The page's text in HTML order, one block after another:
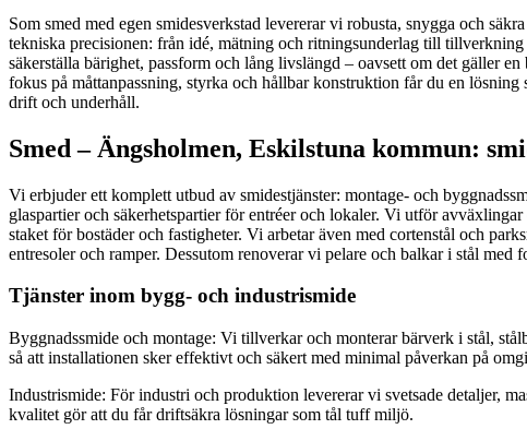
Som smed med egen smidesverkstad levererar vi robusta, snygga och
tekniska precisionen: från idé, mätning och ritningsunderlag till
säkerställa bärighet, passform och lång livslängd – oavsett om det gäller
fokus på måttanpassning, styrka och hållbar konstruktion får du en
drift och underhåll.
Smed – Ängsholmen, Eskilstuna kommun:
Vi erbjuder ett komplett utbud av smidestjänster: montage- och
glaspartier och säkerhetspartier för entréer och lokaler. Vi utför
staket för bostäder och fastigheter. Vi arbetar även med cortenstål och
entresoler och ramper. Dessutom renoverar vi pelare och balkar i stål
Tjänster inom bygg- och industrismide
Byggnadssmide och montage: Vi tillverkar och monterar bärverk i stål,
så att installationen sker effektivt och säkert med minimal påverkan på
Industrismide: För industri och produktion levererar vi svetsade detaljer,
kvalitet gör att du får driftsäkra lösningar som tål tuff miljö.